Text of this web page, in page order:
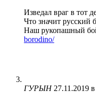
Изведал враг в тот
Что значит русский
Наш рукопашный
borodino/
ГУРЫН 27.11.2019